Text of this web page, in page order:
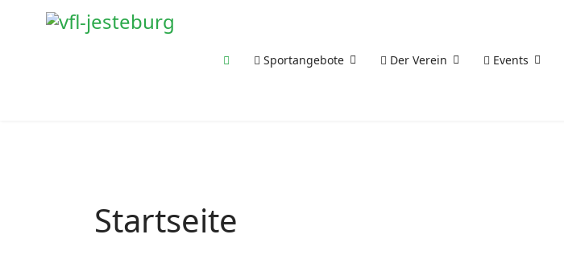
Sportangebote Der Verein Events
Startseite